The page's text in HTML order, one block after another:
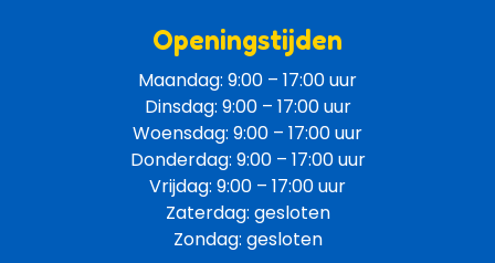
Openingstijden
Maandag: 9:00 – 17:00 uur
Dinsdag: 9:00 – 17:00 uur
Woensdag: 9:00 – 17:00 uur
Donderdag: 9:00 – 17:00 uur
Vrijdag: 9:00 – 17:00 uur
Zaterdag: gesloten
Zondag: gesloten